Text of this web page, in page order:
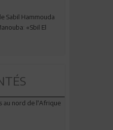
Sabil Hammouda
«Sbil El
au nord de l'Afrique